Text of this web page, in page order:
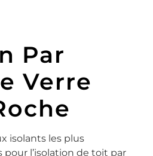
Par
Verre
isolants les plus
l’isolation de toit par